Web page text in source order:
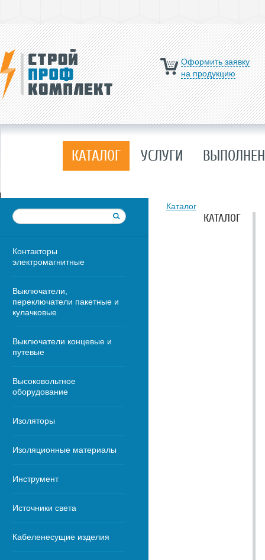
Оформить заявку
на продукцию
КАТАЛОГ УСЛУГИ
Контакторы
электромагнитные
Выключатели,
переключатели пакетные и
кулачковые
Выключатели концевые и
путевые
Высоковольтное
оборудование
Изоляторы
Изоляционные материалы
Инструмент
Источники света
Кабеленесущие изделия
Каталог
КАТАЛОГ